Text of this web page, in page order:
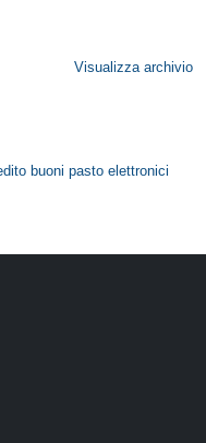
Visualizza archivio
buoni pasto elettronici